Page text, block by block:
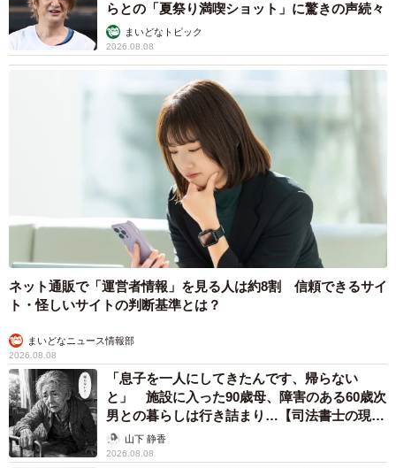
「今回加湿器やエアコンを入れるのを忘れた夫に怒ってた
わけでもなく、責めたわけでもなく、本人には『私もきち
んと丁寧にこうしてねって再度言えばよかったよね』って
言ったんですよね…ただ夫がそのままサッと仕事に出掛け
モヤモヤしてしまって。これからは協力を極力お願いする
のは止めようと思いました。
また、やむを得なくお願いする時はしつこくLINEで確認し
ようと思います。実際、以前夜にお迎え頼んだ時、寒かっ
たのでブランケットとかも子どもたちにこうやって巻いて
るという画像をLINEしたこともあったので･･･今後は何度も
念を押すようにしていくつもりです」
共働きの子育ては、男性側が分からないことが多くどうし
ても女性に負担が掛かることが少なくありません。世のパ
パさんたち、ママさんたちが心身を休める時間をつくって
いただけるとありがたいです･･･。
夫の子育て舐めててまじ無理。
らとの「夏祭り満喫ショット」に驚きの声続々
まいどなトピック
2026.08.08
ネット通販で「運営者情報」を見る人は約8割 信頼できるサイ
ト・怪しいサイトの判断基準とは？
まいどなニュース情報部
2026.08.08
「息子を一人にしてきたんです、帰らない
と」 施設に入った90歳母、障害のある60歳次
男との暮らしは行き詰まり…【司法書士の現場
から】山下 静香
2026.08.08